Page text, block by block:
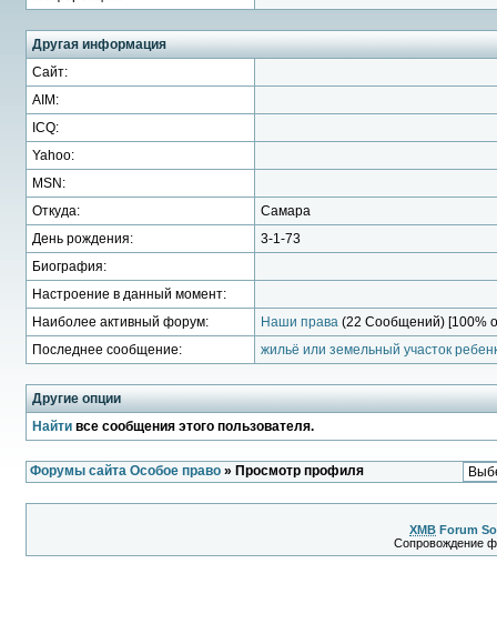
Другая информация
Сайт:
AIM:
ICQ:
Yahoo:
MSN:
Откуда:
Самара
День рождения:
3-1-73
Биография:
Настроение в данный момент:
Наиболее активный форум:
Наши права(22 Сообщений) [100%
Последнее сообщение:
жильё или земельный участок
Другие опции
Найтивсе сообщения этого пользователя.
Форумы сайта Особое право» Просмотр профиля
XMB Forum
Сопровождение